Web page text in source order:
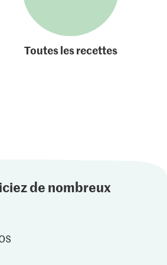
Toutes les recettes
de nombreux